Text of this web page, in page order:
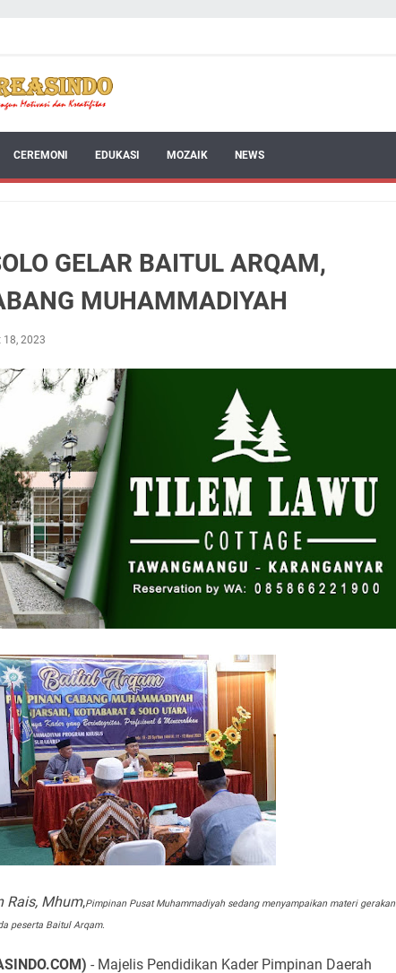
CEREMONI EDUKASI MOZAIK NEWS
GELAR BAITUL ARQAM,
MUHAMMADIYAH
18, 2023
Rais, Mhum,Pimpinan Pusat Muhammadiyah sedang menyampaikan materi gerakan
peserta Baitul Arqam.
- Majelis Pendidikan Kader Pimpinan Daerah